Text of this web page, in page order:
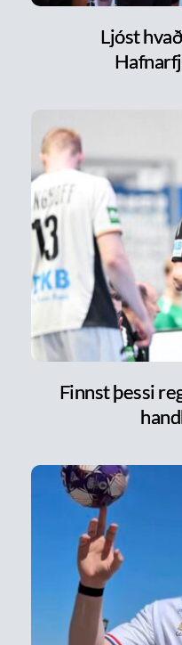
Ljóst
Finnst þessi